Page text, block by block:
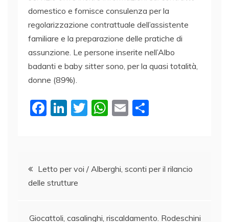
domestico e fornisce consulenza per la
regolarizzazione contrattuale dell’assistente
familiare e la preparazione delle pratiche di
assunzione. Le persone inserite nell’Albo
badanti e baby sitter sono, per la quasi totalità,
donne (89%).
F
b
o
Li
dI
n
T
W
A
E
vi
Navigazione
articoli
Letto per voi / Alberghi, sconti per il rilancio
delle strutture
Giocattoli, casalinghi, riscaldamento. Rodeschini